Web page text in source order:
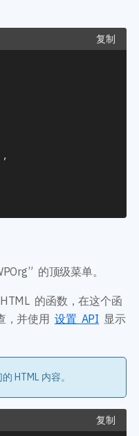
复制
,
的顶级菜单。
的函数，在这个函
，并使用 设置 API 显示
HTML 内容。
复制